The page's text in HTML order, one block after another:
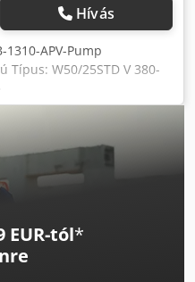
Hívás
1310-APV-Pump
Típus: W50/25STD V 380-
14,7, cos 0,90 V 660-690
cos 0,90 V 440-480, Hx
Djdpfx Aotrlrnsiljkr
EUR-tól*